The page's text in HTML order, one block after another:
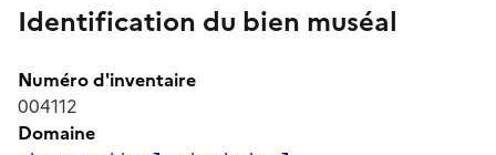
Identification du bien muséal
Numéro d'inventaire
004112
Domaine